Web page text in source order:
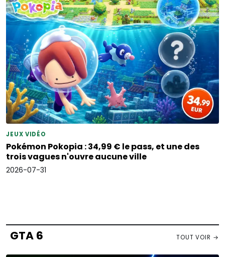
JEUX VIDÉO
Pokémon Pokopia : 34,99 € le pass, et une des
trois vagues n'ouvre aucune ville
2026-07-31
GTA 6 TOUT VOIR →